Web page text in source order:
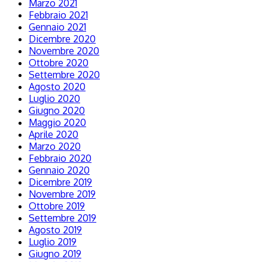
Marzo 2021
Febbraio 2021
Gennaio 2021
Dicembre 2020
Novembre 2020
Ottobre 2020
Settembre 2020
Agosto 2020
Luglio 2020
Giugno 2020
Maggio 2020
Aprile 2020
Marzo 2020
Febbraio 2020
Gennaio 2020
Dicembre 2019
Novembre 2019
Ottobre 2019
Settembre 2019
Agosto 2019
Luglio 2019
Giugno 2019